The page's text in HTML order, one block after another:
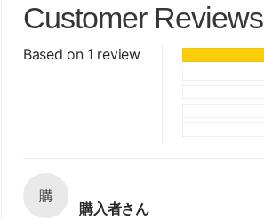
Customer Reviews
Based on 1 review
購
購入者さん